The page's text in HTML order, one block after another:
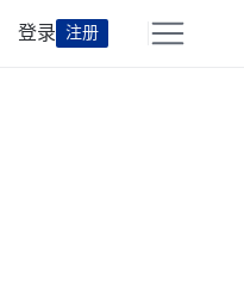
登录 注册